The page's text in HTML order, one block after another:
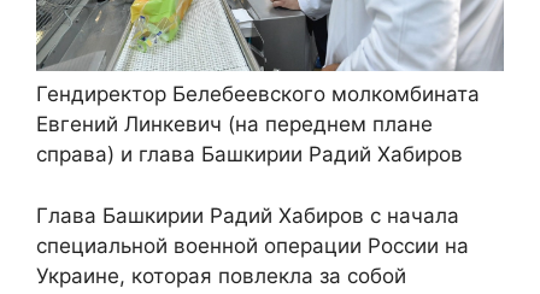
Гендиректор Белебеевского молкомбината
Евгений Линкевич (на переднем плане
справа) и глава Башкирии Радий Хабиров
Глава Башкирии Радий Хабиров с начала
специальной военной операции России на
Украине, которая повлекла за собой